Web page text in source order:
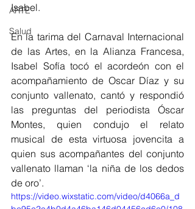
ARTE
Salud
Isabel.
En la tarima del Carnaval Internacional
de las Artes, en la Alianza Francesa,
Isabel Sofía tocó el acordeón con el
acompañamiento de Oscar Díaz y su
conjunto vallenato, cantó y respondió
las preguntas del periodista Óscar
Montes, quien condujo el relato
musical de esta virtuosa jovencita a
quien sus acompañantes del conjunto
vallenato llaman ‘la niña de los dedos
de oro’.
https://video.wixstatic.com/video/d4066a_d